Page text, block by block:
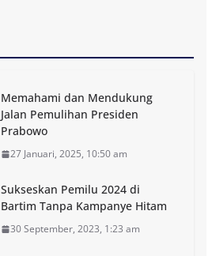
Memahami dan Mendukung
Jalan Pemulihan Presiden
Prabowo
27 Januari, 2025, 10:50 am
Sukseskan Pemilu 2024 di
Bartim Tanpa Kampanye Hitam
30 September, 2023, 1:23 am